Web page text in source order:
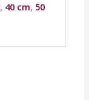
, 40 cm, 50